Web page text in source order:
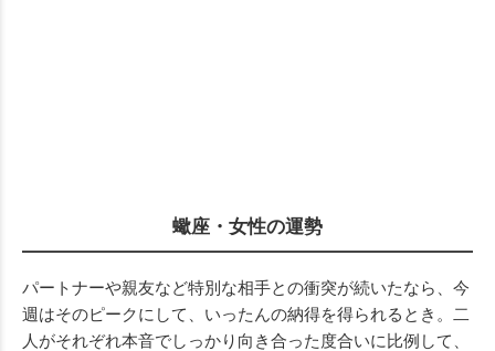
蠍座・女性の運勢
パートナーや親友など特別な相手との衝突が続いたなら、今
週はそのピークにして、いったんの納得を得られるとき。二
人がそれぞれ本音でしっかり向き合った度合いに比例して、